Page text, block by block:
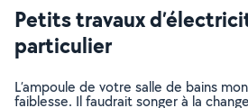
Petits travaux
particulier
L’ampoule de votre salle de bains
faiblesse. Il faudrait songer à la